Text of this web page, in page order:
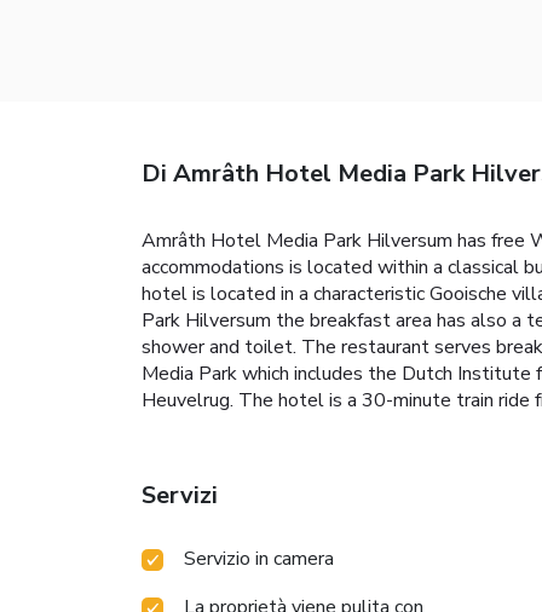
Di Amrâth Hotel Media Park
Amrâth Hotel Media Park Hilversum has free
accommodations is located within a classical
hotel is located in a characteristic Gooische
Park Hilversum the breakfast area has also a
shower and toilet. The restaurant serves
Media Park which includes the Dutch
Heuvelrug. The hotel is a 30-minute train
Servizi
Servizio in camera